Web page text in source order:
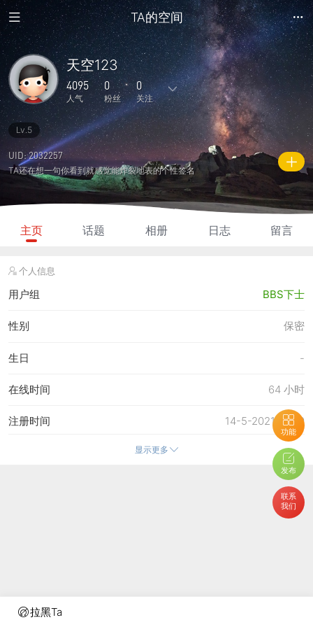
拉黑Ta
TA的空间
功能
发布
联系
我们
天空123
4095
人气
0
粉丝
0
关注
67
主题
192
回复
0
日志
0
相册
0
好友
0 0
关注
0
说说
4095
人气
1490
积分
Lv.5
UID: 2032257
TA还在想一句你看到就感觉能炸裂地表的个性签名
主页 话题 相册 日志 留言
个人信息
用户组 BBS下士
保密
性别
-
生日
64 小时
在线时间
14-5-2021 18:50
注册时间
17-7-2026 11:46
17-7-2026 11:46
17-7-2026 11:46
显示更多